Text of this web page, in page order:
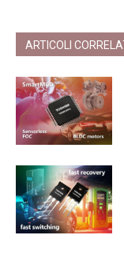
ARTICOLI